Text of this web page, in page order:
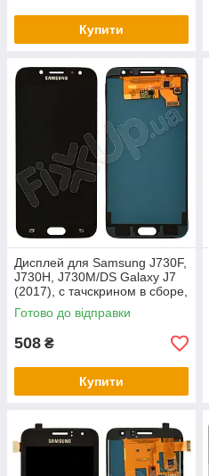
Купити
Дисплей для Samsung J730F,
J730H, J730M/DS Galaxy J7
(2017), с тачскрином в сборе,
цвет черный, TFT c
Готово до відправки
508 ₴
Купити